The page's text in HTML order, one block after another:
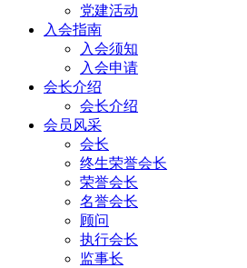
党建活动
入会指南
入会须知
入会申请
会长介绍
会长介绍
会员风采
会长
终生荣誉会长
荣誉会长
名誉会长
顾问
执行会长
监事长